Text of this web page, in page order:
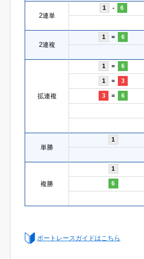
2連単
1 - 6
2連複
1 = 6
拡連複
1 = 6
1 = 3
3 = 6
単勝
1
複勝
1
6
ボートレースガイドはこちら